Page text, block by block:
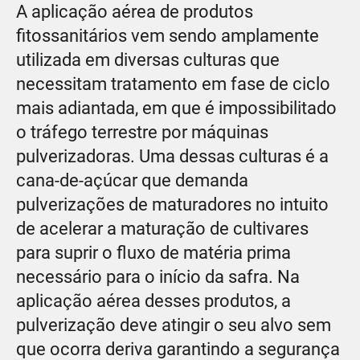
A aplicação aérea de produtos
fitossanitários vem sendo amplamente
utilizada em diversas culturas que
necessitam tratamento em fase de ciclo
mais adiantada, em que é impossibilitado
o tráfego terrestre por máquinas
pulverizadoras. Uma dessas culturas é a
cana-de-açúcar que demanda
pulverizações de maturadores no intuito
de acelerar a maturação de cultivares
para suprir o fluxo de matéria prima
necessário para o início da safra. Na
aplicação aérea desses produtos, a
pulverização deve atingir o seu alvo sem
que ocorra deriva garantindo a segurança